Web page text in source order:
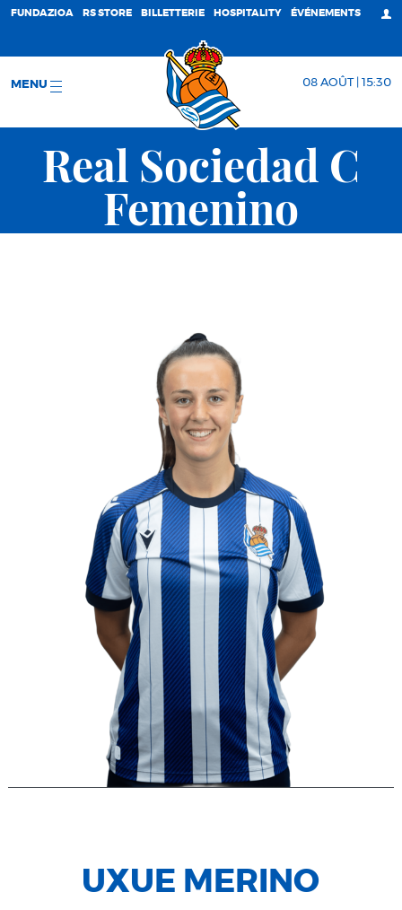
FUNDAZIOA RS STORE BILLETTERIE HOSPITALITY ÉVÉNEMENTS
MENU 08 AOÛT | 15:30
Real Sociedad C
Femenino
UXUE MERINO